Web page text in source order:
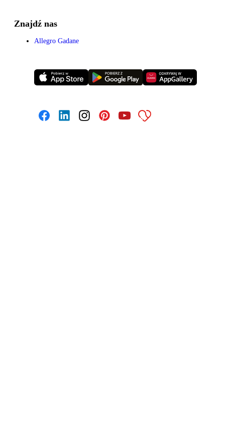
Znajdź nas
Allegro Gadane